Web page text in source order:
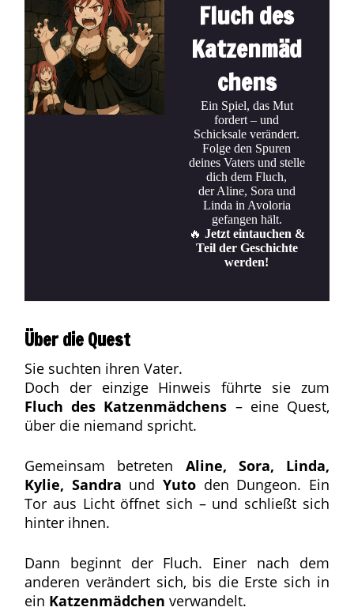
Fluch des
Katzenmäd
chens
Ein Spiel, das Mut
fordert – und
Schicksale verändert.
Folge den Spuren
deines Vaters und stelle
dich dem Fluch,
der Aline, Sora und
Linda in Avoloria
gefangen hält.
🔥 Jetzt eintauchen &
Teil der Geschichte
werden!
Über die Quest
Sie suchten ihren Vater.
Doch der einzige Hinweis führte sie zum
Fluch des Katzenmädchens – eine Quest,
über die niemand spricht.
Gemeinsam betreten Aline, Sora, Linda,
Kylie, Sandra und Yuto den Dungeon. Ein
Tor aus Licht öffnet sich – und schließt sich
hinter ihnen.
Dann beginnt der Fluch. Einer nach dem
anderen verändert sich, bis die Erste sich in
ein Katzenmädchen verwandelt.